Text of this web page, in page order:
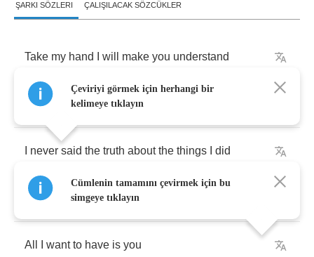
ŞARKI SÖZLERI ÇALIŞILACAK SÖZCÜKLER
Take my hand will make you understand
’m in vain driving on a different
never said the truth about the things did
But I’m love for sure
All want to have is you
Çeviriyi görmek için herhangi bir
kelimeye tıklayın
Cümlenin tamamını çevirmek için bu
simgeye tıklayın